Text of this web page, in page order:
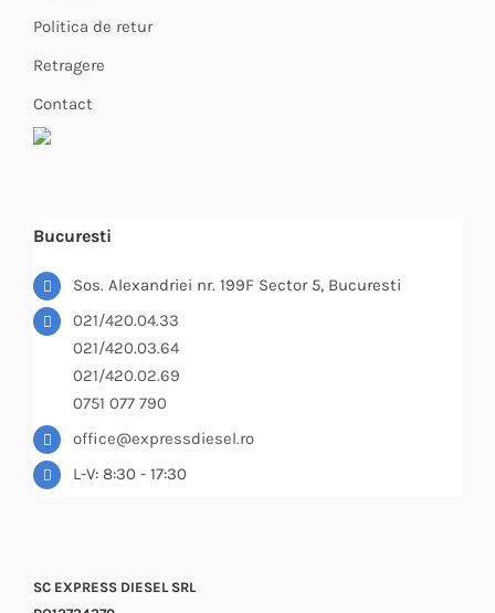
Politica de retur
Retragere
Contact
Bucuresti
Sos. Alexandriei nr. 199F Sector 5, Bucuresti
021/420.04.33
021/420.03.64
021/420.02.69
0751 077 790
office@expressdiesel.ro
L-V: 8:30 - 17:30
SC EXPRESS DIESEL SRL